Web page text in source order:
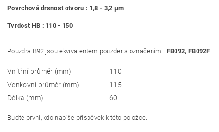
Povrchová drsnost otvoru : 1,8 - 3,2 μm
Tvrdost HB : 110 - 150
Pouzdra B92 jsou ekvivalentem pouzder s označením : FB092, FB092F
Vnitřní průměr (mm)
110
Venkovní průměr (mm)
115
Délka (mm)
60
Buďte první, kdo napíše příspěvek k této položce.